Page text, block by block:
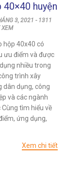
40×40 huyện
mới nhất
3, 2021 - 1311
XEM
hộp 40x40 có
ưu điểm và được
nhiều trong
trình xây
dân dụng, công
và các ngành
Cùng tìm hiểu về
ứng dụng,
Xem chi tiết